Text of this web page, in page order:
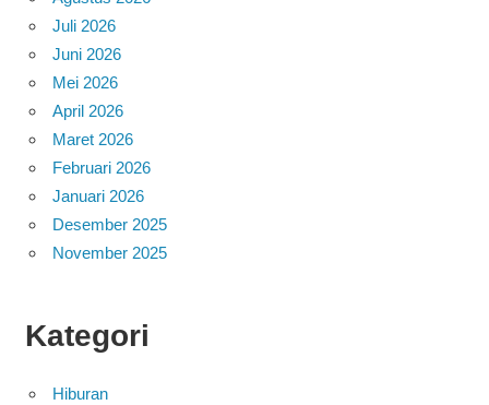
Juli 2026
Juni 2026
Mei 2026
April 2026
Maret 2026
Februari 2026
Januari 2026
Desember 2025
November 2025
Kategori
Hiburan